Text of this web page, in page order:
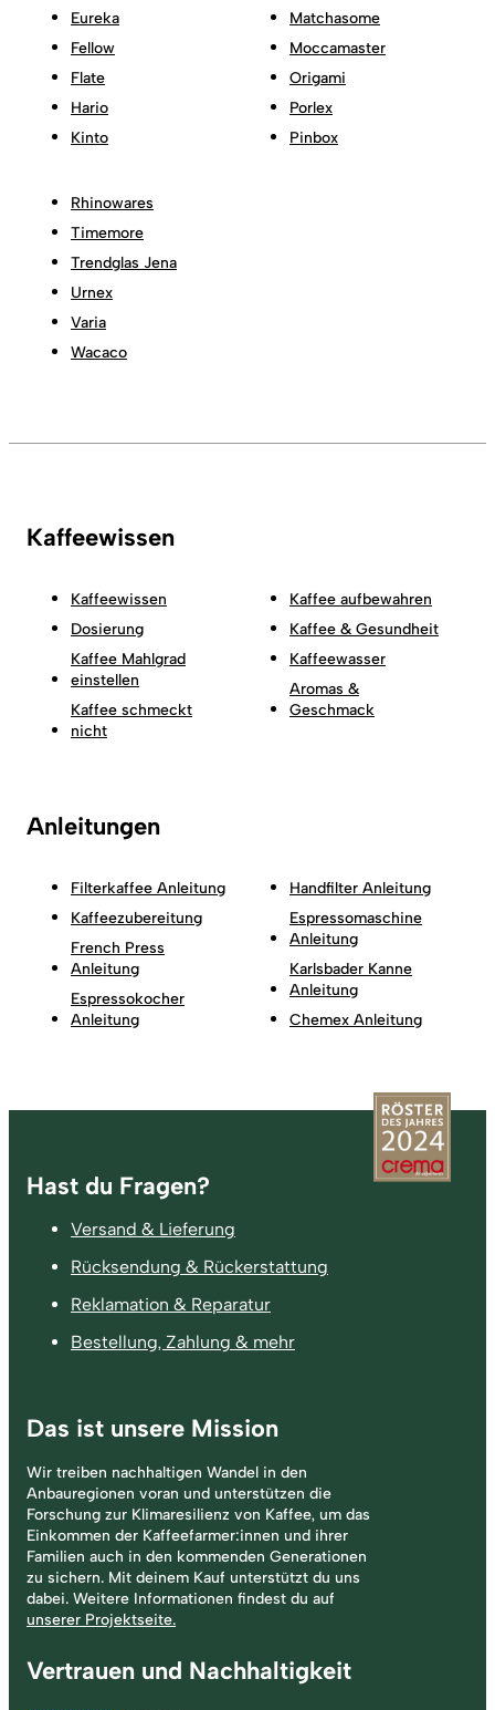
Eureka
Fellow
Flate
Hario
Kinto
Matchasome
Moccamaster
Origami
Porlex
Pinbox
Rhinowares
Timemore
Trendglas Jena
Urnex
Varia
Wacaco
Kaffeewissen
Kaffeewissen
Dosierung
Kaffee Mahlgrad
einstellen
Kaffee schmeckt
nicht
Kaffee aufbewahren
Kaffee & Gesundheit
Kaffeewasser
Aromas &
Geschmack
Anleitungen
Filterkaffee Anleitung
Kaffeezubereitung
French Press
Anleitung
Espressokocher
Anleitung
Handfilter Anleitung
Espressomaschine
Anleitung
Karlsbader Kanne
Anleitung
Chemex Anleitung
Fußzeile
Hast du Fragen?
Versand & Lieferung
Rücksendung & Rückerstattung
Reklamation & Reparatur
Bestellung, Zahlung & mehr
Das ist unsere Mission
Wir treiben nachhaltigen Wandel in den
Anbauregionen voran und unterstützen die
Forschung zur Klimaresilienz von Kaffee, um das
Einkommen der Kaffeefarmer:innen und ihrer
Familien auch in den kommenden Generationen
zu sichern. Mit deinem Kauf unterstützt du uns
dabei. Weitere Informationen findest du auf
unserer Projektseite.
Vertrauen und Nachhaltigkeit